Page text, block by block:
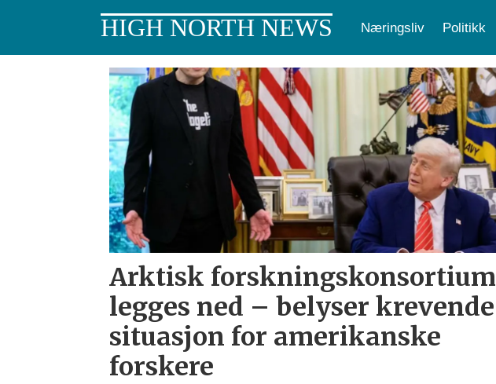
HIGH NORTH NEWS Næringsliv Politikk
trump-
administrasjonen
Arktisk forskningskonsortium
legges ned – belyser krevende
situasjon for amerikanske
forskere